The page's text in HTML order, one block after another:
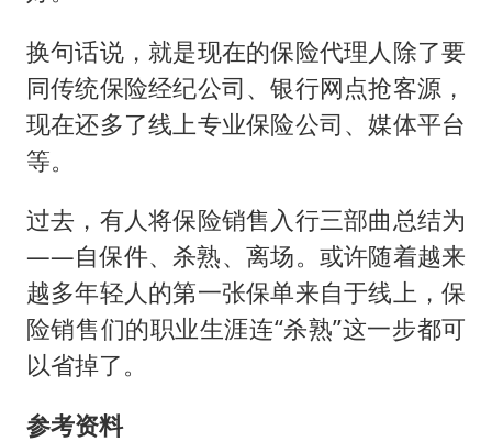
换句话说，就是现在的保险代理人除了要
同传统保险经纪公司、银行网点抢客源，
现在还多了线上专业保险公司、媒体平台
等。
过去，有人将保险销售入行三部曲总结为
——自保件、杀熟、离场。或许随着越来
越多年轻人的第一张保单来自于线上，保
险销售们的职业生涯连“杀熟”这一步都可
以省掉了。
参考资料